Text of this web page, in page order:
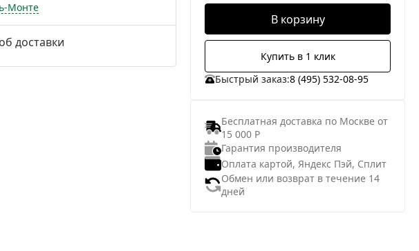
Монте
доставки
В корзину
Купить в 1 клик
Быстрый заказ:8 (495) 532-08-95
Бесплатная доставка по Москве от
15 000 Р
Гарантия производителя
Оплата картой, Яндекс Пэй, Сплит
Обмен или возврат в течение 14
дней